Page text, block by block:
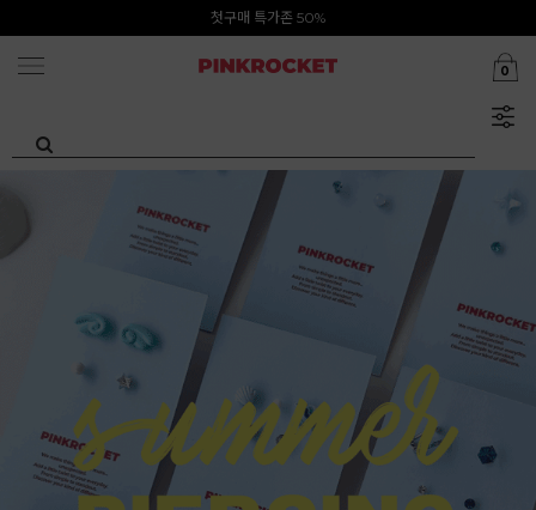
Summer Clearance ~80%
0